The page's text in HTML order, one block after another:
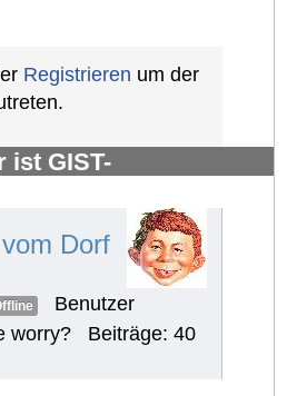
Registrieren um der
ist GIST-
Dorf
Benutzer
worry?
Beiträge: 40